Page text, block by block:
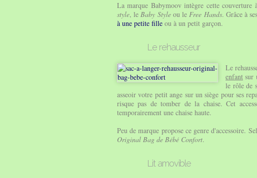
La marque Babymoov intègre cette couverture
style, leBaby Styleou leFree Hands. Grâce à
à une petite fille ou à un petit garçon.
Le rehausseur
Le
enfant sur
le rôle de
asseoir votre petit ange sur un siège pour ses
risque pas de tomber de la chaise. Cet
temporairement une chaise haute.
Peu de marque propose ce genre d'accessoire.
Original Bag de Bébé Confort.
Lit amovible